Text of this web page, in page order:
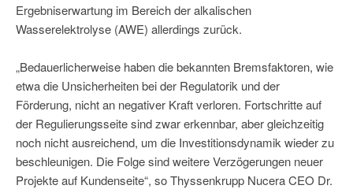
Ergebniserwartung im Bereich der alkalischen
Wasserelektrolyse (AWE) allerdings zurück.
„Bedauerlicherweise haben die bekannten Bremsfaktoren, wie
etwa die Unsicherheiten bei der Regulatorik und der
Förderung, nicht an negativer Kraft verloren. Fortschritte auf
der Regulierungsseite sind zwar erkennbar, aber gleichzeitig
noch nicht ausreichend, um die Investitionsdynamik wieder zu
beschleunigen. Die Folge sind weitere Verzögerungen neuer
Projekte auf Kundenseite“, so Thyssenkrupp Nucera CEO Dr.